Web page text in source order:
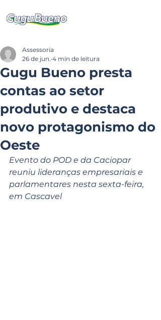
Gugu Bueno presta
contas ao setor
produtivo e destaca
novo protagonismo do
Oeste
Assessoria
26 de jun. 4 min de leitura
Evento do POD e da Caciopar
reuniu lideranças empresariais e
parlamentares nesta sexta-feira,
em Cascavel